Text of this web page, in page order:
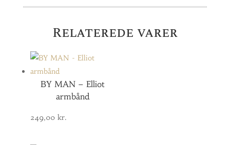
Relaterede varer
BY MAN – Elliot
armbånd
249,00 kr.